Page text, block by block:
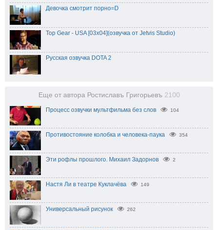
Девочка смотрит порно=D
Top Gear - USA [03x04](озвучка от Jetvis Studio)
Русская озвучка DOTA 2
Еще от автора Ростиславъ Григорьевъ 2100
Процесс озвучки мультфильма без слов 104
Противостояние колобка и человека-паука 354
Эти рофлы прошлого. Михаил Задорнов 2
Настя Ли в театре Куклачёва 149
Универсальный рисунок 262